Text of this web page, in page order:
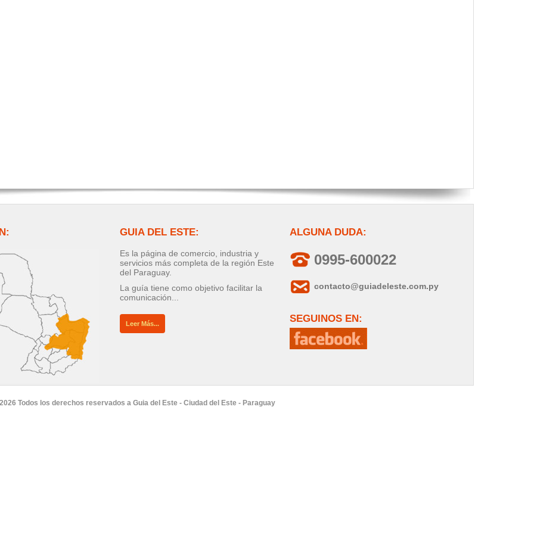
GUIA DEL ESTE:
Es la página de comercio, industria y
servicios más completa de la región Este
del Paraguay.
La guía tiene como objetivo facilitar la
comunicación...
Leer Más...
ALGUNA DUDA:
0995-600022
contacto@guiadeleste.com.py
SEGUINOS EN:
Todos los derechos reservados a Guia del Este - Ciudad del Este - Paraguay